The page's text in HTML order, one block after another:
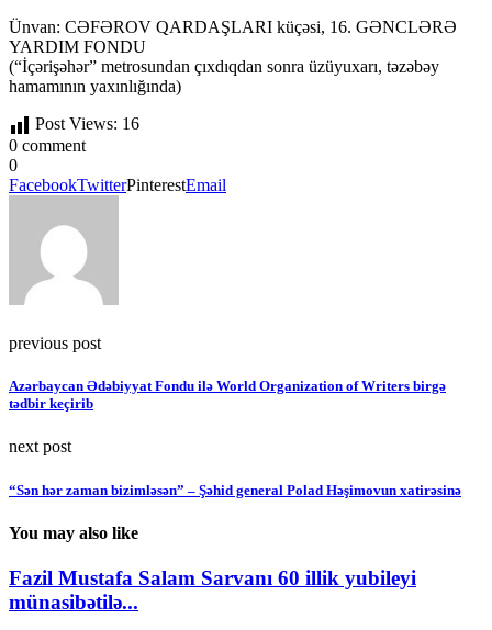
Ünvan: CƏFƏROV QARDAŞLARI küçəsi, 16. GƏNCLƏRƏ
YARDIM FONDU
(“İçərişəhər” metrosundan çıxdıqdan sonra üzüyuxarı, təzəbəy
hamamının yaxınlığında)
Post Views: 16
0 comment
0
FacebookTwitterPinterestEmail
previous post
Azərbaycan Ədəbiyyat Fondu ilə World Organization of Writers birgə
tədbir keçirib
next post
“Sən hər zaman bizimləsən” – Şəhid general Polad Həşimovun xatirəsinə
You may also like
Fazil Mustafa Salam Sarvanı 60 illik yubileyi
münasibətilə...